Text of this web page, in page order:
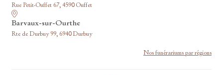
Rue Petit-Ouffet 67, 4590 Ouffet
Barvaux-sur-Ourthe
Rte de Durbuy 99, 6940 Durbuy
Nos funérariums par régions